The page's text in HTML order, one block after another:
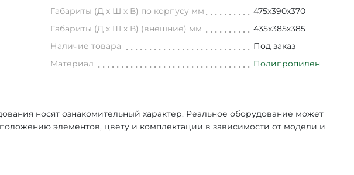
Габариты (Д х Ш х В) по корпусу мм
475х390х370
Габариты (Д х Ш х В) (внешние) мм
435х385х385
Наличие товара
Под заказ
Материал
Полипропилен
носят ознакомительный характер. Реальное оборудование может
элементов, цвету и комплектации в зависимости от модели и